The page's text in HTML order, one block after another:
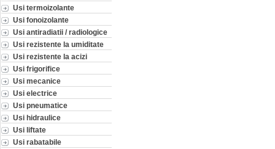
Usi termoizolante
Usi fonoizolante
Usi antiradiatii / radiologice
Usi rezistente la umiditate
Usi rezistente la acizi
Usi frigorifice
Usi mecanice
Usi electrice
Usi pneumatice
Usi hidraulice
Usi liftate
Usi rabatabile